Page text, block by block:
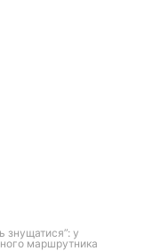
знущатися”: у
маршрутника